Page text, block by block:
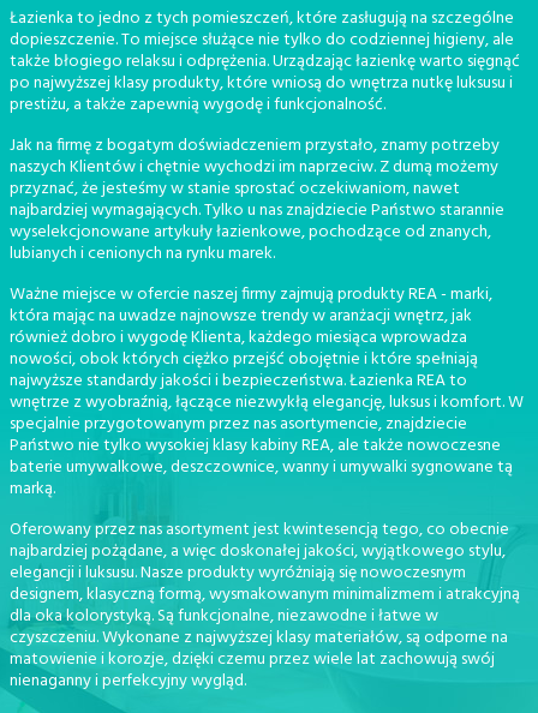
Łazienka to jedno z tych pomieszczeń, które zasługują na szczególne
dopieszczenie. To miejsce służące nie tylko do codziennej higieny, ale
także błogiego relaksu i odprężenia. Urządzając łazienkę warto sięgnąć
po najwyższej klasy produkty, które wniosą do wnętrza nutkę luksusu i
prestiżu, a także zapewnią wygodę i funkcjonalność.
Jak na firmę z bogatym doświadczeniem przystało, znamy potrzeby
naszych Klientów i chętnie wychodzi im naprzeciw. Z dumą możemy
przyznać, że jesteśmy w stanie sprostać oczekiwaniom, nawet
najbardziej wymagających. Tylko u nas znajdziecie Państwo starannie
wyselekcjonowane artykuły łazienkowe, pochodzące od znanych,
lubianych i cenionych na rynku marek.
Ważne miejsce w ofercie naszej firmy zajmują produkty REA - marki,
która mając na uwadze najnowsze trendy w aranżacji wnętrz, jak
również dobro i wygodę Klienta, każdego miesiąca wprowadza
nowości, obok których ciężko przejść obojętnie i które spełniają
najwyższe standardy jakości i bezpieczeństwa. Łazienka REA to
wnętrze z wyobraźnią, łączące niezwykłą elegancję, luksus i komfort. W
specjalnie przygotowanym przez nas asortymencie, znajdziecie
Państwo nie tylko wysokiej klasy kabiny REA, ale także nowoczesne
baterie umywalkowe, deszczownice, wanny i umywalki sygnowane tą
marką.
Oferowany przez nas asortyment jest kwintesencją tego, co obecnie
najbardziej pożądane, a więc doskonałej jakości, wyjątkowego stylu,
elegancji i luksusu. Nasze produkty wyróżniają się nowoczesnym
designem, klasyczną formą, wysmakowanym minimalizmem i atrakcyjną
dla oka kolorystyką. Są funkcjonalne, niezawodne i łatwe w
czyszczeniu. Wykonane z najwyższej klasy materiałów, są odporne na
matowienie i korozje, dzięki czemu przez wiele lat zachowują swój
nienaganny i perfekcyjny wygląd.